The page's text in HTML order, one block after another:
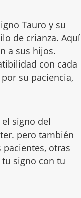
Tauro y su
de crianza. Aquí
a sus hijos.
con cada
su paciencia,
signo del
pero también
otras
signo con tu